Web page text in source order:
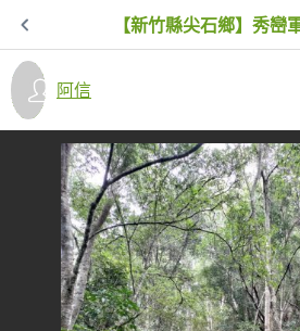
【新竹縣尖石鄉】秀巒
阿信